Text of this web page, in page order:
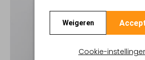
Weigeren
Cookie-